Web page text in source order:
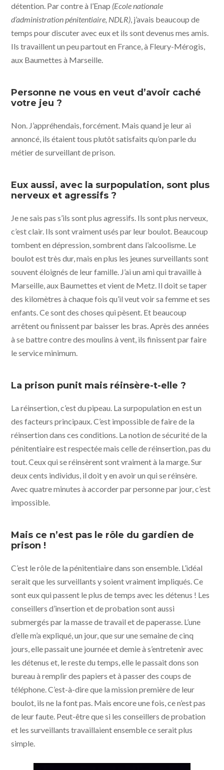
détention. Par contre à l’Enap (Ecole nationale
d’administration pénitentiaire, NDLR) , j’avais beaucoup de
temps pour discuter avec eux et ils sont devenus mes amis.
Ils travaillent un peu partout en France, à Fleury-Mérogis,
aux Baumettes à Marseille.
Personne ne vous en veut d’avoir caché
votre jeu ?
Non. J’appréhendais, forcément. Mais quand je leur ai
annoncé, ils étaient tous plutôt satisfaits qu’on parle du
métier de surveillant de prison.
Eux aussi, avec la surpopulation, sont plus
nerveux et agressifs ?
Je ne sais pas s’ils sont plus agressifs. Ils sont plus nerveux,
c’est clair. Ils sont vraiment usés par leur boulot. Beaucoup
tombent en dépression, sombrent dans l’alcoolisme. Le
boulot est très dur, mais en plus les jeunes surveillants sont
souvent éloignés de leur famille. J’ai un ami qui travaille à
Marseille, aux Baumettes et vient de Metz. Il doit se taper
des kilomètres à chaque fois qu’il veut voir sa femme et ses
enfants. Ce sont des choses qui pèsent. Et beaucoup
arrêtent ou finissent par baisser les bras. Après des années
à se battre contre des moulins à vent, ils finissent par faire
le service minimum.
La prison punit mais réinsère-t-elle ?
La réinsertion, c’est du pipeau. La surpopulation en est un
des facteurs principaux. C’est impossible de faire de la
réinsertion dans ces conditions. La notion de sécurité de la
pénitentiaire est respectée mais celle de réinsertion, pas du
tout. Ceux qui se réinsèrent sont vraiment à la marge. Sur
deux cents individus, il doit y en avoir un qui se réinsère.
Avec quatre minutes à accorder par personne par jour, c’est
impossible.
Mais ce n’est pas le rôle du gardien de
prison !
C’est le rôle de la pénitentiaire dans son ensemble. L’idéal
serait que les surveillants y soient vraiment impliqués. Ce
sont eux qui passent le plus de temps avec les détenus ! Les
conseillers d’insertion et de probation sont aussi
submergés par la masse de travail et de paperasse. L’une
d’elle m’a expliqué, un jour, que sur une semaine de cinq
jours, elle passait une journée et demie à s’entretenir avec
les détenus et, le reste du temps, elle le passait dons son
bureau à remplir des papiers et à passer des coups de
téléphone. C’est-à-dire que la mission première de leur
boulot, ils ne la font pas. Mais encore une fois, ce n’est pas
de leur faute. Peut-être que si les conseillers de probation
et les surveillants travaillaient ensemble ce serait plus
simple.